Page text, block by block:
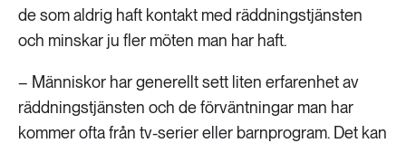
de som aldrig haft kontakt med räddningstjänsten
och minskar ju fler möten man har haft.
– Människor har generellt sett liten erfarenhet av
räddningstjänsten och de förväntningar man har
kommer ofta från tv-serier eller barnprogram. Det kan